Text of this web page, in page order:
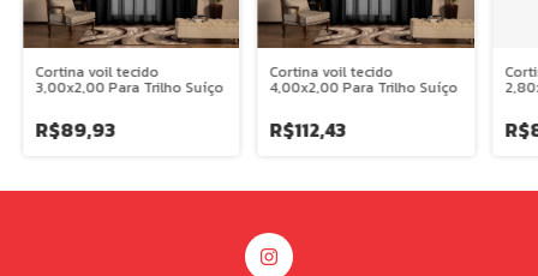
Cortina voil tecido
3,00x2,00 Para Trilho Suíço
R$89,93
Cortina voil tecido
4,00x2,00 Para Trilho Suíço
R$112,43